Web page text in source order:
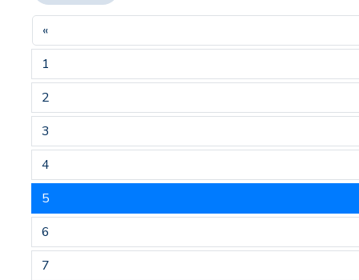
«
1
2
3
4
5
6
7